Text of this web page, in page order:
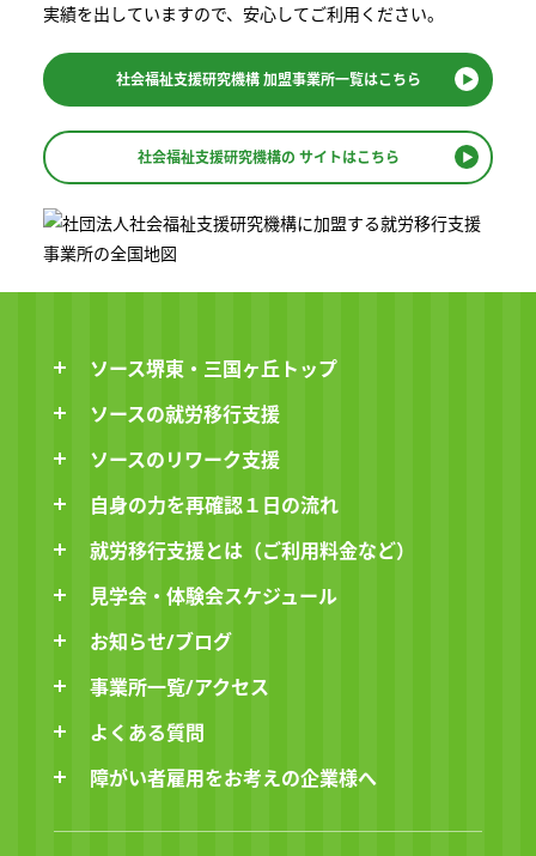
実績を出していますので、安⼼してご利⽤ください。
社会福祉支援研究機構加盟事業所一覧はこちら
社会福祉支援研究機構の サイトはこちら
ソース堺東・三国ヶ丘トップ
ソースの就労移行支援
ソースのリワーク支援
自身の力を再確認１日の流れ
就労移行支援とは（ご利用料金など）
見学会・体験会スケジュール
お知らせ/ブログ
事業所一覧/アクセス
よくある質問
障がい者雇用をお考えの企業様へ